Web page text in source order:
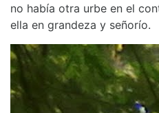
no había otra urbe en el
ella en grandeza y señorío.